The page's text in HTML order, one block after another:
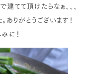
てて頂けたらなぁ、、、
ありがとうございます！
に！